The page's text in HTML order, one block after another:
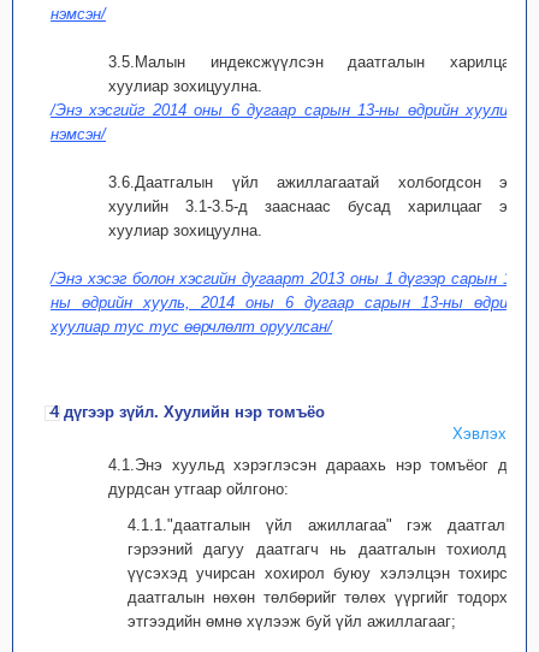
нэмсэн/
3.5.Малын индексжүүлсэн даатгалын харилцааг
хуулиар зохицуулна.
/Энэ хэсгийг 2014 оны 6 дугаар сарын 13-ны өдрийн хуулиар
нэмсэн/
3.6.Даатгалын үйл ажиллагаатай холбогдсон энэ
хуулийн 3.1-3.5-д зааснаас бусад харилцааг энэ
хуулиар зохицуулна.
/Энэ хэсэг болон хэсгийн дугаарт 2013 оны 1 дүгээр сарын 10-
ны өдрийн хууль, 2014 оны 6 дугаар сарын 13-ны өдрийн
хуулиар тус тус өөрчлөлт оруулсан/
4 дүгээр зүйл. Хуулийн нэр томъёо
Хэвлэх
4.1.Энэ хуульд хэрэглэсэн дараахь нэр томъёог дор
дурдсан утгаар ойлгоно:
4.1.1."даатгалын үйл ажиллагаа" гэж даатгалын
гэрээний дагуу даатгагч нь даатгалын тохиолдол
үүсэхэд учирсан хохирол буюу хэлэлцэн тохирсон
даатгалын нөхөн төлбөрийг төлөх үүргийг тодорхой
этгээдийн өмнө хүлээж буй үйл ажиллагааг;